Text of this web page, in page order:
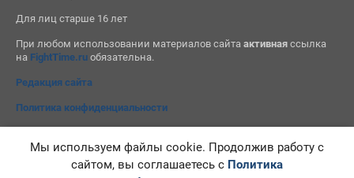
Для лиц старше 16 лет
При любом использовании материалов сайта активнаяссылка
на FightTime.ruобязательна.
Редакция сайта
Политика конфиденциальности
Мы используем файлы cookie. Продолжив работу с
сайтом, вы соглашаетесь с Политика